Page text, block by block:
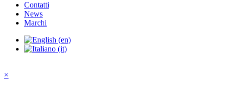
Contatti
News
Marchi
×